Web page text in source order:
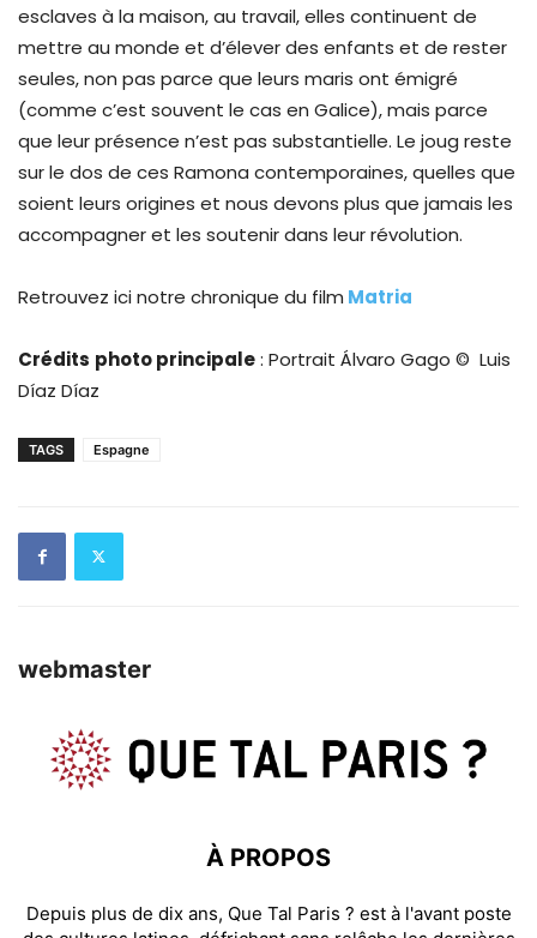
esclaves à la maison, au travail, elles continuent de
mettre au monde et d’élever des enfants et de rester
seules, non pas parce que leurs maris ont émigré
(comme c’est souvent le cas en Galice), mais parce
que leur présence n’est pas substantielle. Le joug reste
sur le dos de ces Ramona contemporaines, quelles que
soient leurs origines et nous devons plus que jamais les
accompagner et les soutenir dans leur révolution.
Retrouvez ici notre chronique du film Matria
Crédits photo principale: Portrait Álvaro Gago © Luis
Díaz Díaz
TAGS Espagne
webmaster
À PROPOS
Depuis plus de dix ans, Que Tal Paris ? est à l'avant poste